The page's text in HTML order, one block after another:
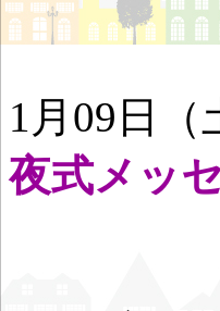
1月09
夜式メッ